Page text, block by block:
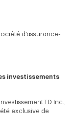
d'assurance-
investissements
TD Inc.,
exclusive de